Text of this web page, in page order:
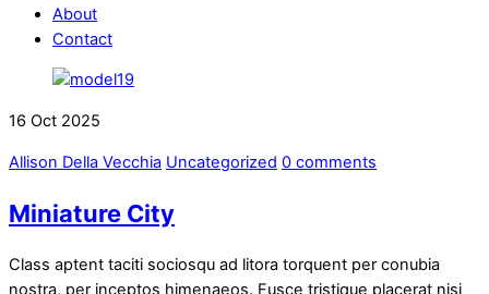
About
Contact
16 Oct 2025
Allison Della Vecchia Uncategorized 0 comments
Miniature City
Class aptent taciti sociosqu ad litora torquent per conubia
nostra, per inceptos himenaeos. Fusce tristique placerat nisi